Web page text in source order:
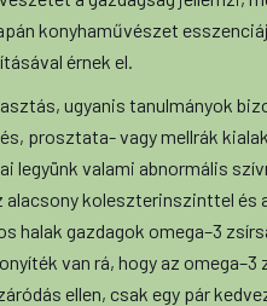
konyhaművészet
érnek el.
ugyanis tanulmányok
prosztata- vagy mellrák
legyünk valami abnormális
koleszterinszinttel és
halak gazdagok omega–3
van rá, hogy az
ellen, csak egy pár